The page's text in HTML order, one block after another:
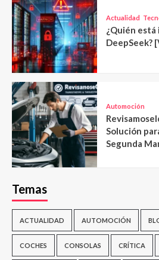
Actualidad
¿Quién
DeepSeek?
Automoción
Solución
Segunda
Temas
ACTUALIDAD AUTOMOCIÓN
COCHES CONSOLAS CRÍTICA